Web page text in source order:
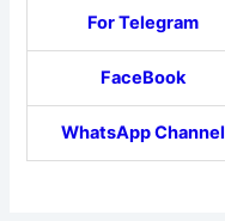
For Telegram
FaceBook
WhatsApp Channel